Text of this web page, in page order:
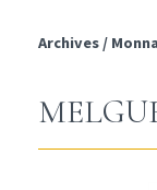
Archives /